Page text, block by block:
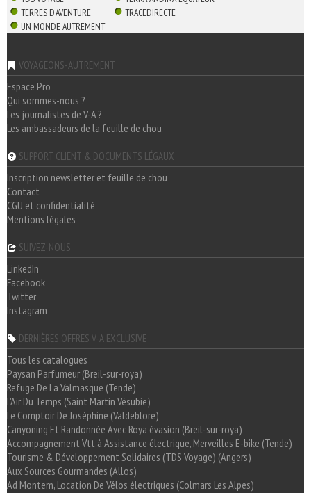
TERRES D'AVENTURE
TRACEDIRECTE
UN MONDE AUTREMENT
VOYAGEONS-AUTREMENT
Espace Pro
Qui sommes-nous ?
Les journalistes de V-A ?
Les ambassadeurs de la feuille de chou
SUPPORT CLIENT & DOCUMENTS LÉGAUX
Inscription newsletter et feuille de chou
Contact
CGU et confidentialité
Mentions légales
SUIVEZ-NOUS
LinkedIn
Facebook
Twitter
Instagram
DERNIÈRES OFFRES V-A EXCLUSIVE
Tous les catalogues
Paysan Parfumeur (Breil-sur-roya)
Refuge De La Valmasque (Tende)
L'Air Du Temps (Saint Martin Vésubie)
Le Comptoir De Joséphine (Valdeblore)
Canyoning Et Randonnée Avec Roya évasion (Breil-sur-roya)
Accompagnement Vtt à Assistance électrique, Merveilles E-bike (Tende)
Tourisme & Développement Solidaires (TDS Voyage) (Angers)
Aux Sources Gourmandes (Allos)
Ad Montem, Location De Vélos électriques (Colmars Les Alpes)